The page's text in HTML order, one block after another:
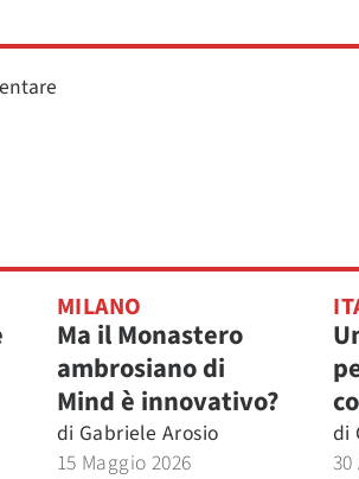
MILANO
Ma il Monastero
ambrosiano di
Mind è innovativo?
di Gabriele Arosio
15 Maggio 2026
di